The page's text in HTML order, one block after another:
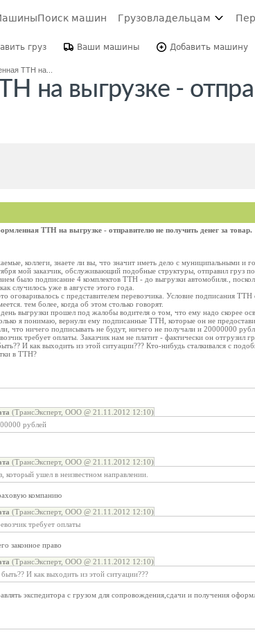
Поиск машин Грузовладельцам
груз Ваши машины Добавить машину
ТТН на...
на выгрузке -
ТТН на выгрузке - отправителю не получить денег за товар.
коллеги, знаете ли вы, что значит иметь дело с муниципальными
мой заказчик, обслуживающий подобные структуры, отправил
было подписание 4 комплектов ТТН - до выгрузки автомобиля.,
случилось уже в августе этого года.
оговаривалось с представителем перевозчика. Условие подписания
тем более, когда об этом столько говорят.
выгрузки прошел под жалобы водителя о том, что ему надо скорее
я понимаю, вернули ему подписанные ТТН, которые он не
что ничего подписывать не будут, ничего не получали и 20000000
требует оплаты. Заказчик нам не платит - фактически он отгрузил
И как выходить из этой ситуации??? Кто-нибудь сталкивался с
в ТТН?
(ТрансЭксперт, ООО @ 21.11.2012 12:10)
рублей
(ТрансЭксперт, ООО @ 21.11.2012 12:10)
который ушел в неизвестном направлении.
компанию
(ТрансЭксперт, ООО @ 21.11.2012 12:10)
требует оплаты
законное право
(ТрансЭксперт, ООО @ 21.11.2012 12:10)
И как выходить из этой ситуации???
экспедитора с грузом для сопровождения,сдачи и получения